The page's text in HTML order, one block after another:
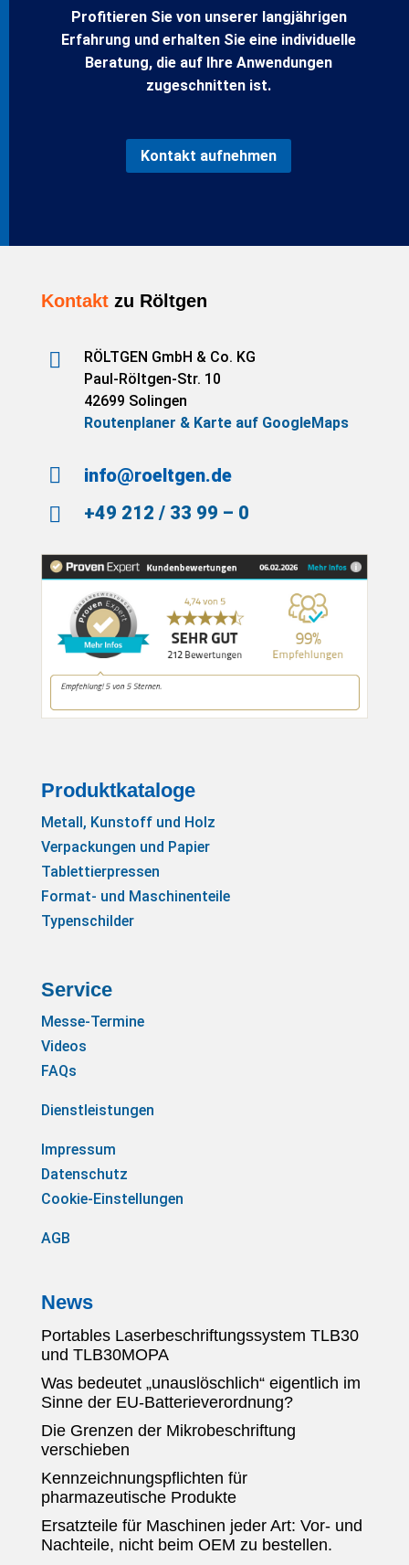
Profitieren Sie von unserer langjährigen
Erfahrung und erhalten Sie eine individuelle
Beratung, die auf Ihre Anwendungen
zugeschnitten ist.
Kontakt aufnehmen
Kontaktzu Röltgen

RÖLTGEN GmbH & Co. KG
Paul-Röltgen-Str. 10
42699 Solingen
Routenplaner & Karte auf GoogleMaps
 info@roeltgen.de
 +49 212 / 33 99 – 0
Produktkataloge
Metall, Kunstoff und Holz
Verpackungen und Papier
Tablettierpressen
Format- und Maschinenteile
Typenschilder
Service
Messe-Termine
Videos
FAQs
Dienstleistungen
Impressum
Datenschutz
Cookie-Einstellungen
AGB
News
Portables Laserbeschriftungssystem TLB30
und TLB30MOPA
Was bedeutet „unauslöschlich“ eigentlich im
Sinne der EU-Batterieverordnung?
Die Grenzen der Mikrobeschriftung
verschieben
Kennzeichnungspflichten für
pharmazeutische Produkte
Ersatzteile für Maschinen jeder Art: Vor- und
Nachteile, nicht beim OEM zu bestellen.